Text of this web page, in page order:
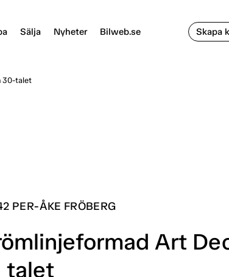
Sälja Nyheter Bilweb.se Skapa
30-talet
PER-ÅKE FRÖBERG
Art
talet